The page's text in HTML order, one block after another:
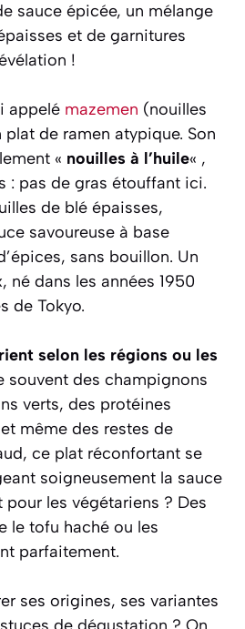
sauce épicée, un mélange
et de garnitures
!
appelé mazemen (nouilles
de ramen atypique. Son
« nouilles à l’huile« ,
: pas de gras étouffant ici.
de blé épaisses,
savoureuse à base
sans bouillon. Un
né dans les années 1950
de Tokyo.
selon les régions ou les
souvent des champignons
verts, des protéines
même des restes de
ce plat réconfortant se
soigneusement la sauce
pour les végétariens ? Des
le tofu haché ou les
parfaitement.
ses origines, ses variantes